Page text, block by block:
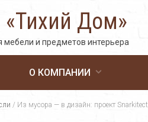
«Тихий Дом»
мебели и предметов интерьера
О КОМПАНИИ
/ Из мусора — в дизайн: проект